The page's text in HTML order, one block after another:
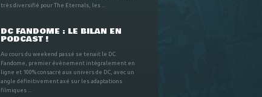
très diversifié pour The Eternals, les ...
DC FANDOME : LE BILAN EN
PODCAST !
Au cours du weekend passé se tenait le DC
Fandome, premier évènement intégralement en
ligne et 100% consacré aux univers de DC, avec un
angle définitivement axé sur les adaptations
filmiques ...